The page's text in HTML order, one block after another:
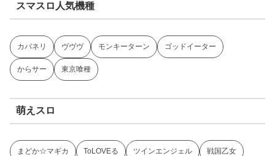
スマスロ人気機種
カバネリ ヴヴヴ モンキーターン ゴッドイーター
からサー 東京喰種
萌えスロ
まどか☆マギカ ToLOVEる ツインエンジェル 戦国乙女